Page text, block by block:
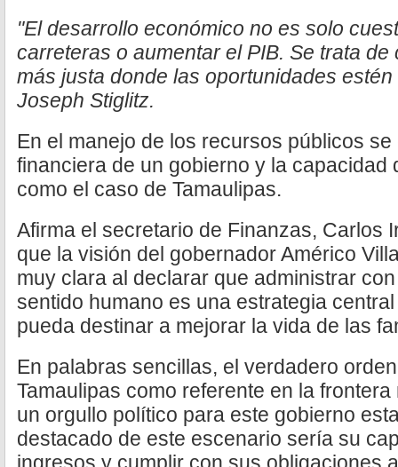
"El desarrollo económico no es solo
carreteras o aumentar el PIB. Se trata
más justa donde las oportunidades
Joseph Stiglitz.
En el manejo de los recursos públicos
financiera de un gobierno y la capacidad
como el caso de Tamaulipas.
Afirma el secretario de Finanzas, Carlos
que la visión del gobernador Américo
muy clara al declarar que administrar
sentido humano es una estrategia
pueda destinar a mejorar la vida de las
En palabras sencillas, el verdadero
Tamaulipas como referente en la
un orgullo político para este gobierno
destacado de este escenario sería su